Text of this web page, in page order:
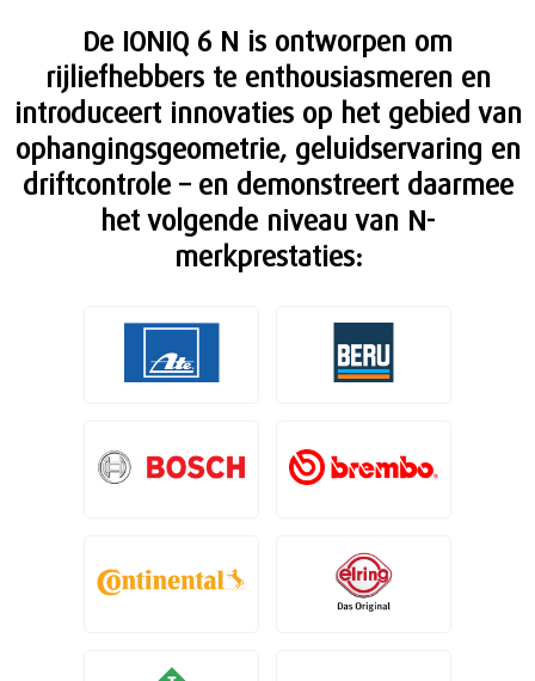
De IONIQ 6 N is ontworpen om
rijliefhebbers te enthousiasmeren en
introduceert innovaties op het gebied van
ophangingsgeometrie, geluidservaring en
driftcontrole – en demonstreert daarmee
het volgende niveau van N-
merkprestaties: